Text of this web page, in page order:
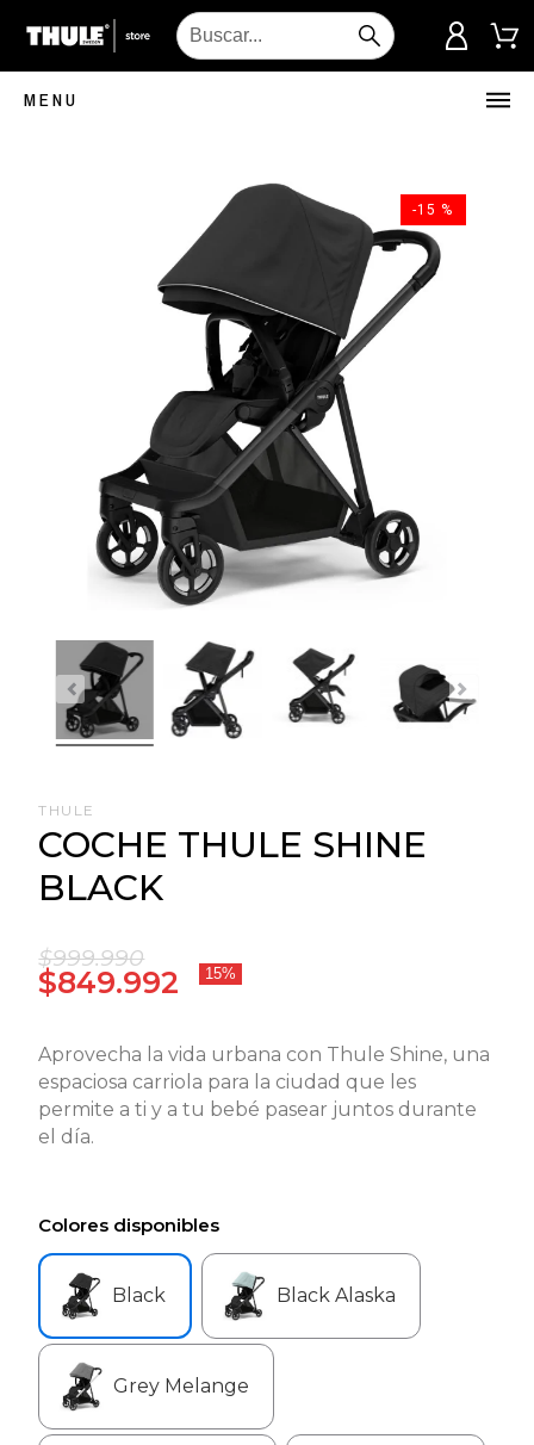
MENU
-15 %
THULE
COCHE THULE SHINE
BLACK
$999.990
$849.992 15%
Aprovecha la vida urbana con Thule Shine, una
espaciosa carriola para la ciudad que les
permite a ti y a tu bebé pasear juntos durante
el día.
Colores disponibles
Black Black Alaska
Grey Melange